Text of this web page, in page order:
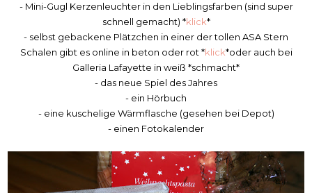
- Mini-Gugl Kerzenleuchter in den Lieblingsfarben (sind super
schnell gemacht) *klick*
- selbst gebackene Plätzchen in einer der tollen ASA Stern
Schalen gibt es online in beton oder rot *klick*oder auch bei
Galleria Lafayette in weiß *schmacht*
- das neue Spiel des Jahres
- ein Hörbuch
- eine kuschelige Wärmflasche (gesehen bei Depot)
- einen Fotokalender